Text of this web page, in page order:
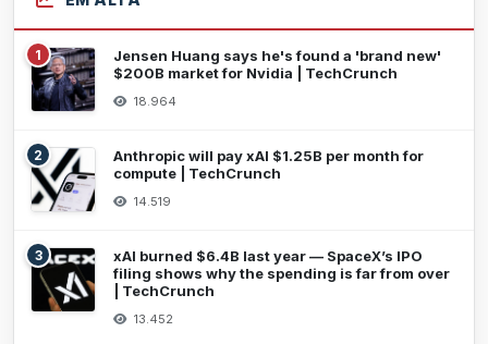
1
Jensen Huang says he's found a 'brand new'
$200B market for Nvidia | TechCrunch
18.964
2
Anthropic will pay xAI $1.25B per month for
compute | TechCrunch
14.519
3
xAI burned $6.4B last year — SpaceX’s IPO
filing shows why the spending is far from over
| TechCrunch
13.452